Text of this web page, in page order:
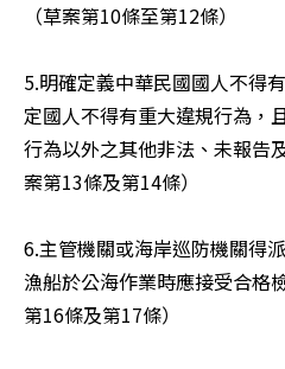
（草案第10條至第12條）
5.明確定義中華民國國人不得
定國人不得有重大違規行為，
行為以外之其他非法、未報告
案第13條及第14條）
6.主管機關或海岸巡防機關得
漁船於公海作業時應接受合格
第16條及第17條）